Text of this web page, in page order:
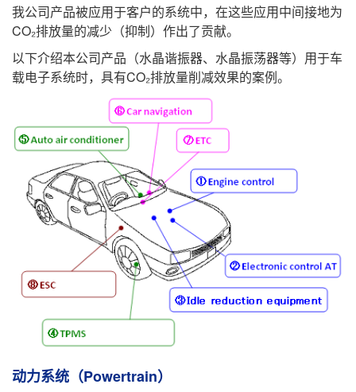
我公司产品被应用于客户的系统中，在这些应用中间接地为
CO₂排放量的减少（抑制）作出了贡献。
以下介绍本公司产品（水晶谐振器、水晶振荡器等）用于车
载电子系统时，具有CO₂排放量削减效果的案例。
动力系统（Powertrain）